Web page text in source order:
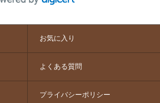
お気に入り
よくある質問
プライバシーポリシー